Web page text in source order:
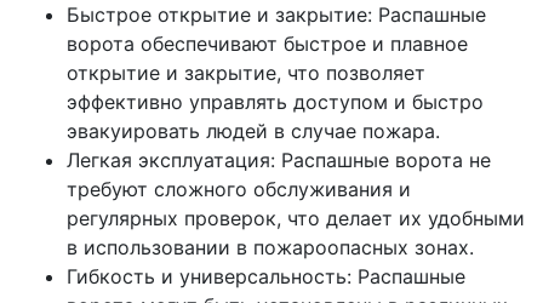
Быстрое открытие и закрытие: Распашные
ворота обеспечивают быстрое и плавное
открытие и закрытие, что позволяет
эффективно управлять доступом и быстро
эвакуировать людей в случае пожара.
Легкая эксплуатация: Распашные ворота не
требуют сложного обслуживания и
регулярных проверок, что делает их удобными
в использовании в пожароопасных зонах.
Гибкость и универсальность: Распашные